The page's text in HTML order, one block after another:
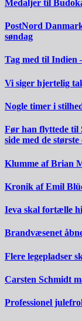
Medaljer til
PostNord
søndag
Tag med til Indien
Vi siger hjertelig
Nogle timer i
Før han flyttede til
side med de
Klumme af Brian
Kronik af Emil
Ieva skal fortælle
Brandvæsenet
Flere legepladser
Carsten Schmidt
Professionel